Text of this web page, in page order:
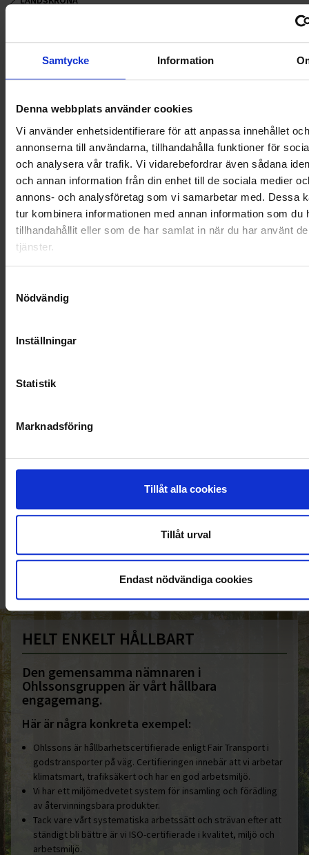
Samtycke Information
Denna webbplats använder cookies
Vi använder enhetsidentifierare för att anpassa innehållet och
annonserna till användarna, tillhandahålla funktioner för
och analysera vår trafik. Vi vidarebefordrar även sådana
och annan information från din enhet till de sociala medier
annons- och analysföretag som vi samarbetar med. Dessa
tur kombinera informationen med annan information som du
tillhandahållit eller som de har samlat in när du har använt
tjänster.
Nödvändig
Inställningar
Statistik
Marknadsföring
Tillåt alla cookies
Tillåt urval
Endast nödvändiga cookies
OHLSSONS REGION MITT
OHLSSONS REGION VÄST
OHLSSONSKOLLEGOR
RENHÅLLNING
SAMARBETEN
SOCIALT ANSVAR
KUNDTJÄNST
info@ohlssons.se
HELT ENKELT HÅLLBART
Den gemensamma nämnaren i
Ohlssonsgruppen är vårt hållbara
engagemang.
Här är några konkreta exempel:
Ohlssons är hållbarhetscertifierade enligt Fair Transport i
godstransporter på väg. Certifieringen innebär att vi arbetar
klimatsmart, trafiksäkert och har en god arbetsmiljö.
Vi har ett miljömedvetet system för insamling och förädling
av återvinningsbara produkter.
Tack vare vårt systematiska arbetssätt och strävan efter att
ständigt bli bättre är vi ISO-certifierade i kvalitet, miljö och
arbetsmiljö.